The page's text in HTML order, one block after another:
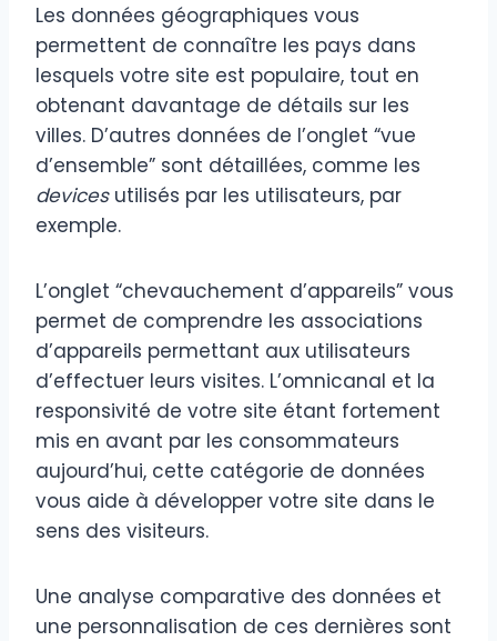
Les données géographiques vous
permettent de connaître les pays dans
lesquels votre site est populaire, tout en
obtenant davantage de détails sur les
villes. D’autres données de l’onglet “vue
d’ensemble” sont détaillées, comme les
devicesutilisés par les utilisateurs, par
exemple.
L’onglet “chevauchement d’appareils” vous
permet de comprendre les associations
d’appareils permettant aux utilisateurs
d’effectuer leurs visites. L’omnicanal et la
responsivité de votre site étant fortement
mis en avant par les consommateurs
aujourd’hui, cette catégorie de données
vous aide à développer votre site dans le
sens des visiteurs.
Une analyse comparative des données et
une personnalisation de ces dernières sont